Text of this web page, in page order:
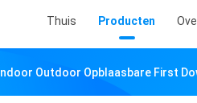
Thuis Producten
Indoor Outdoor Opblaasbare First